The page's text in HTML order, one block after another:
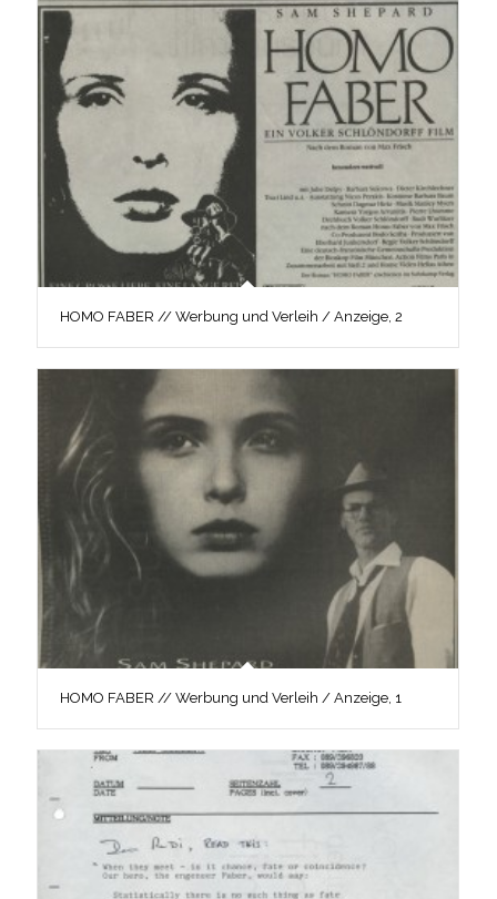
HOMO FABER // Werbung und Verleih / Anzeige, 2
HOMO FABER // Werbung und Verleih / Anzeige, 1